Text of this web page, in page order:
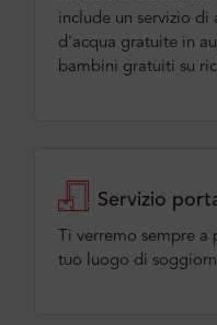
include un servizio
d'acqua gratuite in
bambini gratuiti su
Servizio
Ti verremo sempre
tuo luogo di